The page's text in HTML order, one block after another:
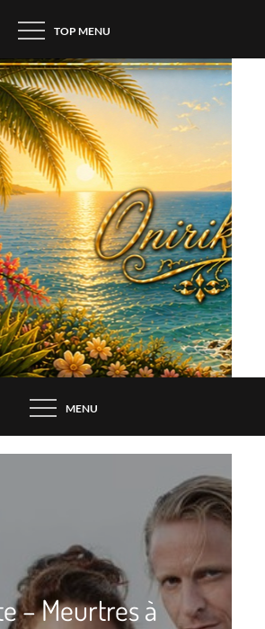
TOP MENU
MENU
– Meurtres à